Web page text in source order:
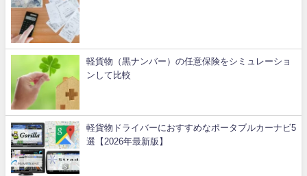
軽貨物（黒ナンバー）の任意保険をシミュレーショ
ンして比較
軽貨物ドライバーにおすすめなポータブルカーナビ5
選【2026年最新版】